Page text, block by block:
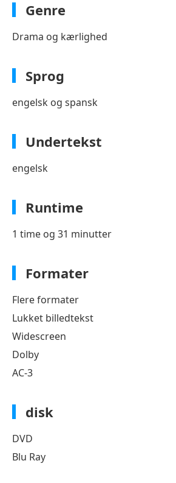
Genre
Drama og kærlighed
Sprog
engelsk og spansk
Undertekst
engelsk
Runtime
1 time og 31 minutter
Formater
Flere formater
Lukket billedtekst
Widescreen
Dolby
AC-3
disk
DVD
Blu Ray